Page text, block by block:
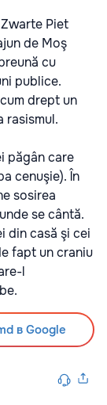
Piet
de Moş
cu
publice.
drept un
rasismul.
păgân care
cenuşie). În
sosirea
se cântă.
din casă şi cei
fapt un craniu
l
в Google